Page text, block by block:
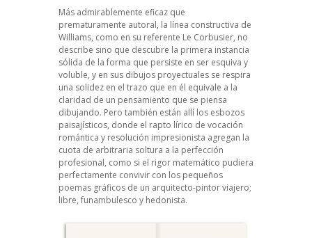
Más admirablemente eficaz que
prematuramente autoral, la línea constructiva de
Williams, como en su referente Le Corbusier, no
describe sino que descubre la primera instancia
sólida de la forma que persiste en ser esquiva y
voluble, y en sus dibujos proyectuales se respira
una solidez en el trazo que en él equivale a la
claridad de un pensamiento que se piensa
dibujando. Pero también están allí los esbozos
paisajísticos, donde el rapto lírico de vocación
romántica y resolución impresionista agregan la
cuota de arbitraria soltura a la perfección
profesional, como si el rigor matemático pudiera
perfectamente convivir con los pequeños
poemas gráficos de un arquitecto-pintor viajero;
libre, funambulesco y hedonista.